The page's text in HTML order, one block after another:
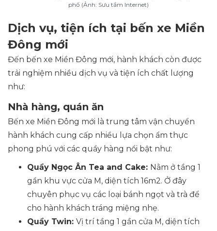
phố (Ảnh: Sưu tầm Internet)
Dịch vụ, tiện ích tại bến xe Miền
Đông mới
Đến bến xe Miền Đông mới, hành khách còn được
trải nghiệm nhiều dịch vụ và tiện ích chất lượng
như:
Nhà hàng, quán ăn
Bến xe Miền Đông mới là trung tâm vận chuyển
hành khách cung cấp nhiều lựa chọn ẩm thực
phong phú với các quầy hàng nổi bật như:
Quầy Ngọc Ân Tea and Cake: Nằm ở tầng 1
gần khu vực cửa M, diện tích 16m2. Ở đây
chuyên phục vụ các loại bánh ngọt và trà để
cho hành khách tráng miệng nhẹ.
Quầy Twin: Vị trí tầng 1 gần cửa M, diện tích